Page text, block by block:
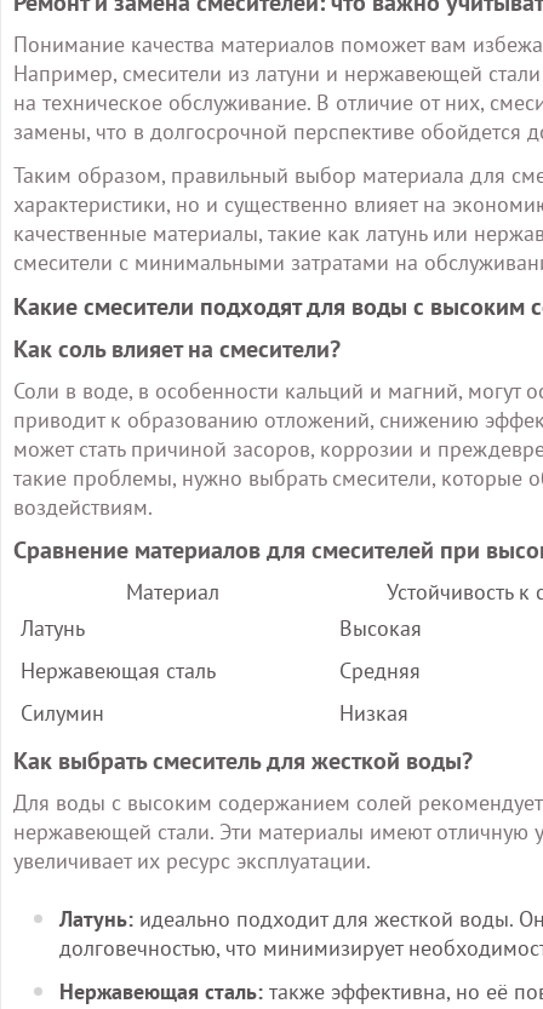
Понимание качества материалов поможет вам
Например, смесители из латуни и нержавеющей
на техническое обслуживание. В отличие от них,
замены, что в долгосрочной перспективе обойдется
Таким образом, правильный выбор материала для
характеристики, но и существенно влияет на
качественные материалы, такие как латунь или
смесители с минимальными затратами на
Какие смесители подходят для воды с высоким
Как соль влияет на смесители?
Соли в воде, в особенности кальций и магний, могут
приводит к образованию отложений, снижению
может стать причиной засоров, коррозии и
такие проблемы, нужно выбрать смесители, которые
воздействиям.
Сравнение материалов для смесителей при
Материал
Устойчивость к
Латунь
Высокая
Нержавеющая сталь
Средняя
Силумин
Низкая
Как выбрать смеситель для жесткой воды?
Для воды с высоким содержанием солей
нержавеющей стали. Эти материалы имеют отличную
увеличивает их ресурс эксплуатации.
Латунь: идеально подходит для жесткой воды.
долговечностью, что минимизирует
Нержавеющая сталь: также эффективна, но её